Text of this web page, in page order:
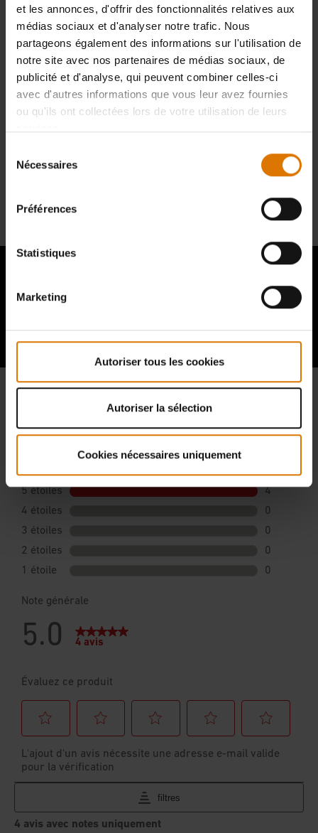
et les annonces, d'offrir des fonctionnalités relatives aux
médias sociaux et d'analyser notre trafic. Nous
partageons également des informations sur l'utilisation de
notre site avec nos partenaires de médias sociaux, de
publicité et d'analyse, qui peuvent combiner celles-ci
avec d'autres informations que vous leur avez fournies
ou qu'ils ont collectées lors de votre utilisation de leurs
Nécessaires
Préférences
Statistiques
Marketing
Autoriser tous les cookies
Autoriser la sélection
Cookies nécessaires uniquement
Trouver des pièces
BESOIN D'ASSISTANCE
Contactez notre service client pour toute question sur la compatibilité
Hear From Other Grillers